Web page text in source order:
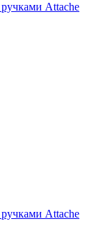
Attache
Attache